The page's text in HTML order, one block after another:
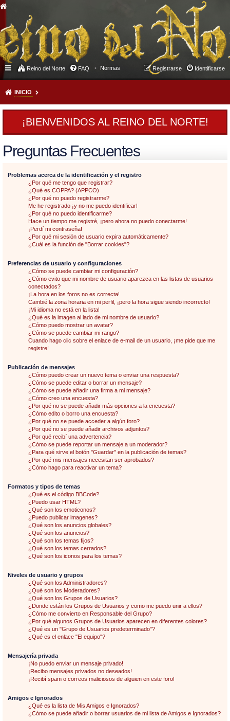
Reino del Norte FAQ Normas Identificarse
Registrarse
INICIO
¡BIENVENIDOS AL REINO DEL NORTE!
Preguntas Frecuentes
Problemas acerca de la identificación y el registro
¿Por qué me tengo que registrar?
¿Qué es COPPA? (APPCO)
¿Por qué no puedo registrarme?
Me he registrado ¡y no me puedo identificar!
¿Por qué no puedo identificarme?
Hace un tiempo me registré, ¡pero ahora no puedo conectarme!
¡Perdí mi contraseña!
¿Por qué mi sesión de usuario expira automáticamente?
¿Cuál es la función de "Borrar cookies"?
Preferencias de usuario y configuraciones
¿Cómo se puede cambiar mi configuración?
¿Cómo evito que mi nombre de usuario aparezca en las listas de usuarios
conectados?
¡La hora en los foros no es correcta!
Cambié la zona horaria en mi perfil, ¡pero la hora sigue siendo incorrecto!
¡Mi idioma no está en la lista!
¿Qué es la imagen al lado de mi nombre de usuario?
¿Cómo puedo mostrar un avatar?
¿Cómo se puede cambiar mi rango?
Cuando hago clic sobre el enlace de e-mail de un usuario, ¡me pide que me
registre!
Publicación de mensajes
¿Cómo puedo crear un nuevo tema o enviar una respuesta?
¿Cómo se puede editar o borrar un mensaje?
¿Cómo se puede añadir una firma a mi mensaje?
¿Cómo creo una encuesta?
¿Por qué no se puede añadir más opciones a la encuesta?
¿Cómo edito o borro una encuesta?
¿Por qué no se puede acceder a algún foro?
¿Por qué no se puede añadir archivos adjuntos?
¿Por qué recibí una advertencia?
¿Cómo se puede reportar un mensaje a un moderador?
¿Para qué sirve el botón "Guardar" en la publicación de temas?
¿Por qué mis mensajes necesitan ser aprobados?
¿Cómo hago para reactivar un tema?
Formatos y tipos de temas
¿Qué es el código BBCode?
¿Puedo usar HTML?
¿Qué son los emoticonos?
¿Puedo publicar imagenes?
¿Qué son los anuncios globales?
¿Qué son los anuncios?
¿Qué son los temas fijos?
¿Qué son los temas cerrados?
¿Qué son los iconos para los temas?
Niveles de usuario y grupos
¿Qué son los Administradores?
¿Qué son los Moderadores?
¿Qué son los Grupos de Usuarios?
¿Donde están los Grupos de Usuarios y como me puedo unir a ellos?
¿Cómo me convierto en Responsable del Grupo?
¿Por qué algunos Grupos de Usuarios aparecen en diferentes colores?
¿Qué es un "Grupo de Usuarios predeterminado"?
¿Qué es el enlace "El equipo"?
Mensajería privada
¡No puedo enviar un mensaje privado!
¡Recibo mensajes privados no deseados!
¡Recibí spam o correos maliciosos de alguien en este foro!
Amigos e Ignorados
¿Qué es la lista de Mis Amigos e Ignorados?
¿Cómo se puede añadir o borrar usuarios de mi lista de Amigos e Ignorados?